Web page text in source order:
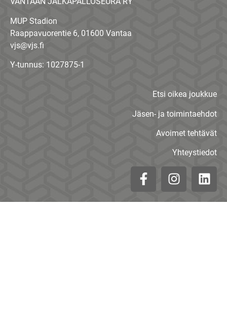
MUP Stadion
Raappavuorentie 6, 01600 Vantaa
vjs@vjs.fi
Y-tunnus: 1027875-1
Etsi oikea joukkue
Jäsen- ja toimintaehdot
Avoimet tehtävät
Yhteystiedot